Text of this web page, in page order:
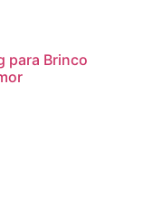
para Brinco